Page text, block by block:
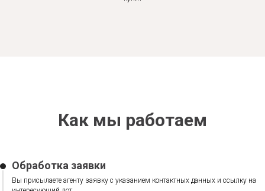
Как мы работаем
Обработка заявки
Вы присылаете агенту заявку с указанием контактных данных и ссылку на